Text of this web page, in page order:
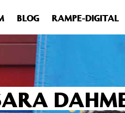
ist seit Version 4.4.0
6031
BLOG RAMPE-DIGITAL